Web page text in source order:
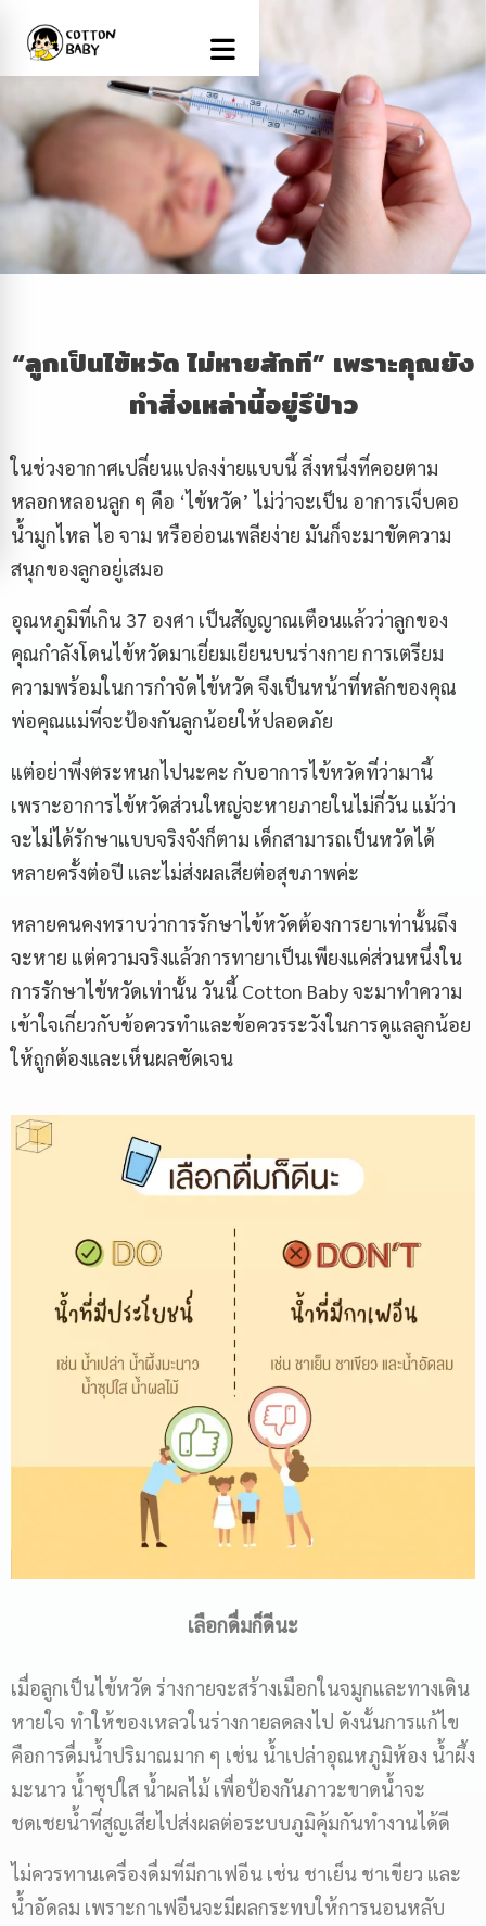
“ลูกเป็นไข้หวัด ไม่หายสักที” เพราะคุณยัง
ทำสิ่งเหล่านี้อยู่รึป่าว
ในช่วงอากาศเปลี่ยนแปลงง่ายแบบนี้ สิ่งหนึ่งที่คอยตาม
หลอกหลอนลูก ๆ คือ ‘ไข้หวัด’ ไม่ว่าจะเป็น อาการเจ็บคอ
น้ำมูกไหล ไอ จาม หรืออ่อนเพลียง่าย มันก็จะมาขัดความ
สนุกของลูกอยู่เสมอ
อุณหภูมิที่เกิน 37 องศา เป็นสัญญาณเตือนแล้วว่าลูกของ
คุณกำลังโดนไข้หวัดมาเยี่ยมเยียนบนร่างกาย การเตรียม
ความพร้อมในการกำจัดไข้หวัด จึงเป็นหน้าที่หลักของคุณ
พ่อคุณแม่ที่จะป้องกันลูกน้อยให้ปลอดภัย
แต่อย่าพึ่งตระหนกไปนะคะ กับอาการไข้หวัดที่ว่ามานี้
เพราะอาการไข้หวัดส่วนใหญ่จะหายภายในไม่กี่วัน แม้ว่า
จะไม่ได้รักษาแบบจริงจังก็ตาม เด็กสามารถเป็นหวัดได้
หลายครั้งต่อปี และไม่ส่งผลเสียต่อสุขภาพค่ะ
หลายคนคงทราบว่าการรักษาไข้หวัดต้องการยาเท่านั้นถึง
จะหาย แต่ความจริงแล้วการทายาเป็นเพียงแค่ส่วนหนึ่งใน
การรักษาไข้หวัดเท่านั้น วันนี้ Cotton Baby จะมาทำความ
เข้าใจเกี่ยวกับข้อควรทำและข้อควรระวังในการดูแลลูกน้อย
ให้ถูกต้องและเห็นผลชัดเจน
เลือกดื่มก็ดีนะ
เมื่อลูกเป็นไข้หวัด ร่างกายจะสร้างเมือกในจมูกและทางเดิน
หายใจ ทำให้ของเหลวในร่างกายลดลงไป ดังนั้นการแก้ไข
คือการดื่มน้ำปริมาณมาก ๆ เช่น น้ำเปล่าอุณหภูมิห้อง น้ำผึ้ง
มะนาว น้ำซุปใส น้ำผลไม้ เพื่อป้องกันภาวะขาดน้ำจะ
ชดเชยน้ำที่สูญเสียไปส่งผลต่อระบบภูมิคุ้มกันทำงานได้ดี
ไม่ควรทานเครื่องดื่มที่มีกาเฟอีน เช่น ชาเย็น ชาเขียว และ
น้ำอัดลม เพราะกาเฟอีนจะมีผลกระทบให้การนอนหลับ